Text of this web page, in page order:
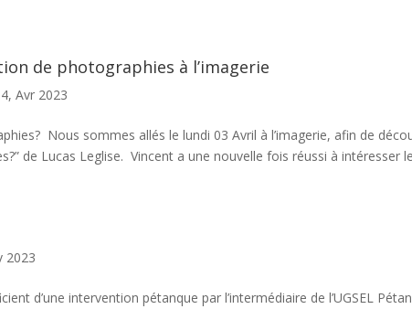
de photographies à l’imagerie
4, Avr 2023
Nous sommes allés le lundi 03 Avril à l’imagerie, afin de
de Lucas Leglise. Vincent a une nouvelle fois réussi à intéresser
2023
d’une intervention pétanque par l’intermédiaire de l’UGSEL